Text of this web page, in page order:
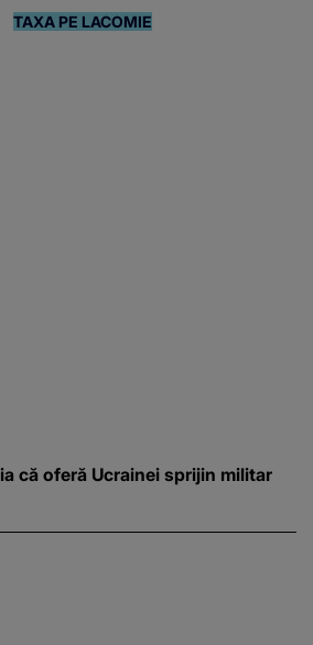
TAXA PE LACOMIE
că oferă Ucrainei sprijin militar